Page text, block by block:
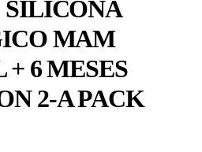
SILICONA
MAM
6 MESES
2-A PACK